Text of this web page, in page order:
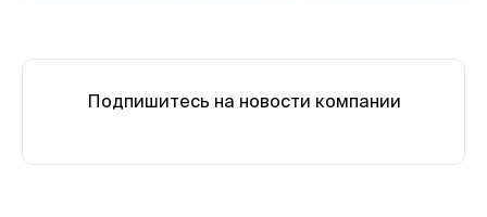
Подпишитесь на новости компании